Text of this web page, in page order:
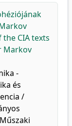
the CIA texts
Markov
-
és
/